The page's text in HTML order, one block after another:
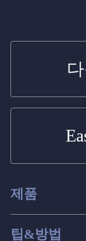
제품
데이터 복
팁&방법